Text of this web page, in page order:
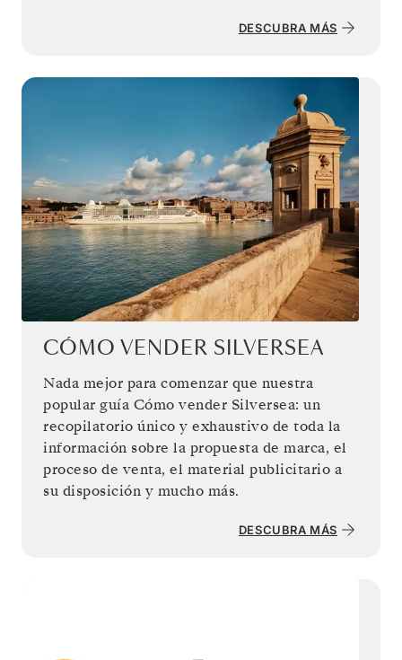
DESCUBRA MÁS
CÓMO VENDER SILVERSEA
Nada mejor para comenzar que nuestra
popular guía Cómo vender Silversea: un
recopilatorio único y exhaustivo de toda la
información sobre la propuesta de marca, el
proceso de venta, el material publicitario a
su disposición y mucho más.
DESCUBRA MÁS